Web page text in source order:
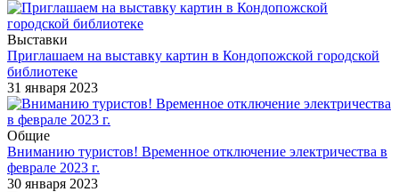
Выставки
Приглашаем на выставку картин в Кондопожской городской
библиотеке
31 января 2023
Общие
Вниманию туристов! Временное отключение электричества в
феврале 2023 г.
30 января 2023